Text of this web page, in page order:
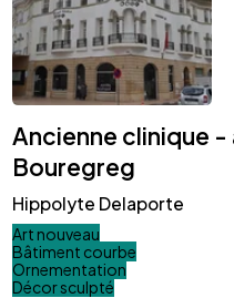
Ancienne clinique
Bouregreg
Hippolyte Delaporte
Art nouveau
Bâtiment courbe
Ornementation
Décor sculpté